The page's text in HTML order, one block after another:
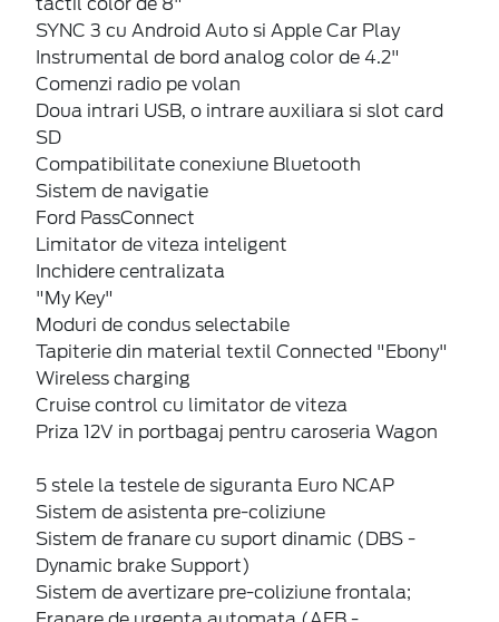
SYNC 3 cu Android Auto si Apple Car Play
Instrumental de bord analog color de 4.2"
Comenzi radio pe volan
Doua intrari USB, o intrare auxiliara si slot card
SD
Compatibilitate conexiune Bluetooth
Sistem de navigatie
Ford PassConnect
Limitator de viteza inteligent
Inchidere centralizata
"My Key"
Moduri de condus selectabile
Tapiterie din material textil Connected "Ebony"
Wireless charging
Cruise control cu limitator de viteza
Priza 12V in portbagaj pentru caroseria Wagon
5 stele la testele de siguranta Euro NCAP
Sistem de asistenta pre-coliziune
Sistem de franare cu suport dinamic (DBS -
Dynamic brake Support)
Sistem de avertizare pre-coliziune frontala;